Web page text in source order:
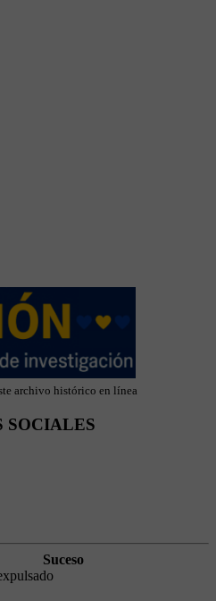
archivo histórico en línea
SOCIALES
Suceso